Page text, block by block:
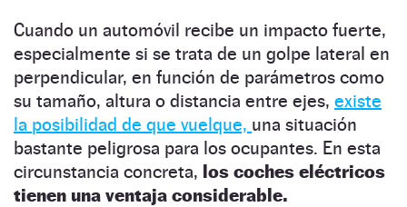
Cuando un automóvil recibe un impacto fuerte,
especialmente si se trata de un golpe lateral en
perpendicular, en función de parámetros como
su tamaño, altura o distancia entre ejes, existe
la posibilidad de que vuelque, una situación
bastante peligrosa para los ocupantes. En esta
circunstancia concreta, los coches eléctricos
tienen una ventaja considerable.